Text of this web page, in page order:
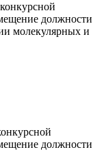
должности
молекулярных и
должности